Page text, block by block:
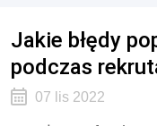
Jakie błędy
podczas
07 lis 2022